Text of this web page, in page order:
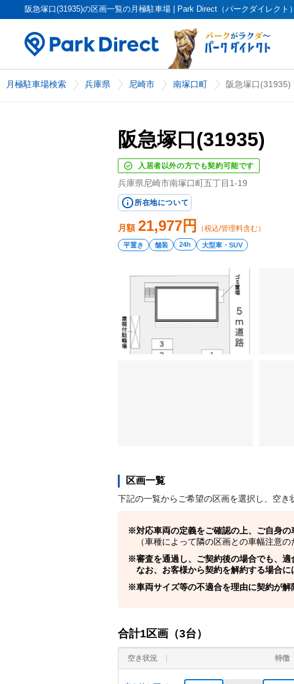
阪急塚口(31935)の区画一覧の月極駐車場 | Park Direct（パークダイレクト）
月極駐車場検索 兵庫県 尼崎市 南塚口町 阪急塚口(31935)
阪急塚口(31935)
入居者以外の方でも契約可能です
兵庫県尼崎市南塚口町五丁目1-19
所在地について
月額 21,977円 （税込/管理料含む）
平置き 舗装 24h 大型車・SUV
区画一覧
下記の一覧からご希望の区画を選択し、空き
対応車両の定義をご確認の上、ご自身
（車種によって隣の区画との車幅注意の
審査を通過し、ご契約後の場合でも、
なお、お客様から契約を解約する場合に
車両サイズ等の不適合を理由に契約が解
合計1区画（3台）
空き状況 特徴